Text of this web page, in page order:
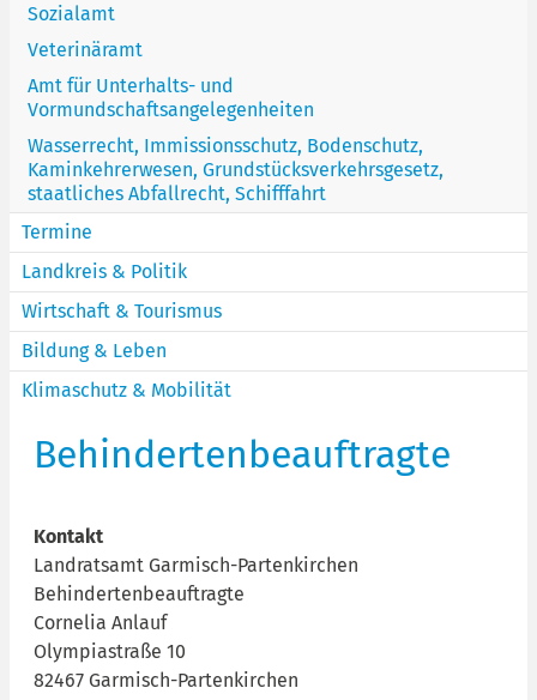
Sozialamt
Veterinäramt
Amt für Unterhalts- und
Vormundschaftsangelegenheiten
Wasserrecht, Immissionsschutz, Bodenschutz,
Kaminkehrerwesen, Grundstücksverkehrsgesetz,
staatliches Abfallrecht, Schifffahrt
Termine
Landkreis & Politik
Wirtschaft & Tourismus
Bildung & Leben
Klimaschutz & Mobilität
Behindertenbeauftragte
Kontakt
Landratsamt Garmisch-Partenkirchen
Behindertenbeauftragte
Cornelia Anlauf
Olympiastraße 10
82467 Garmisch-Partenkirchen